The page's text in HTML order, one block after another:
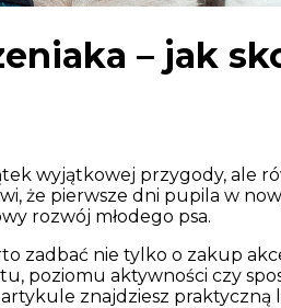
– jak
wyjątkowej przygody, ale
że pierwsze dni pupila w
rozwój młodego psa.
zadbać nie tylko o zakup
poziomu aktywności czy
znajdziesz